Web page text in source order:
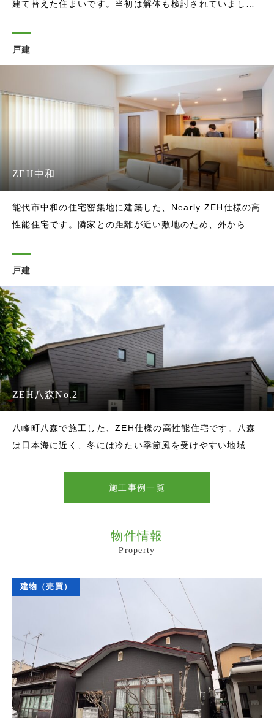
建て替えた住まいです。当初は解体も検討されていました
た。敷地の西側は大きく開けており、田んぼや浅内沼、夕
日の景色を望むことができます。西
戸建
ZEH中和
能代市中和の住宅密集地に建築した、Nearly ZEH仕様の高
性能住宅です。隣家との距離が近い敷地のため、外からの
でまとめ、すっきりとした印象に。道路側や隣家側の開口
部は必要な場所に絞り、
戸建
ZEH八森No.2
八峰町八森で施工した、ZEH仕様の高性能住宅です。八森
は日本海に近く、冬には冷たい季節風を受けやすい地域で
施工事例一覧
物件情報
Property
建物（売買）